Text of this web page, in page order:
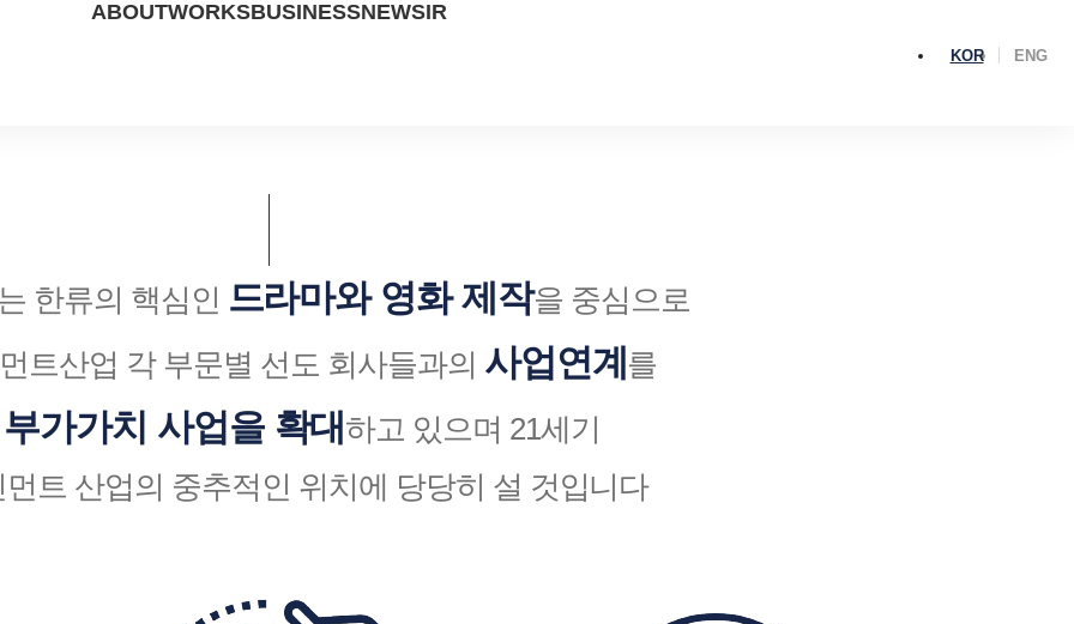
ABOUT
CONTACT US
WORKS
UP COMING
BUSINESSNEWSIR
KOR ENG
한류의 핵심인 드라마와 영화 제작을 중심으로
트산업 각 부문별 선도 회사들과의 사업연계 를
부가가치 사업을 확대 하고 있으며 21세기
트 산업의 중추적인 위치에 당당히 설 것입니다